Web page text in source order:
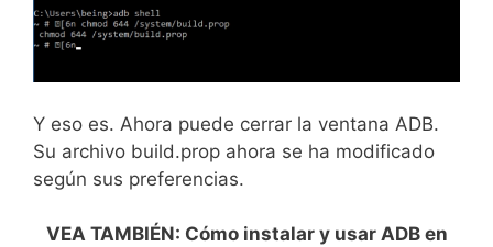
Y eso es. Ahora puede cerrar la ventana ADB.
Su archivo build.prop ahora se ha modificado
según sus preferencias.
VEA TAMBIÉN: Cómo instalar y usar ADB en